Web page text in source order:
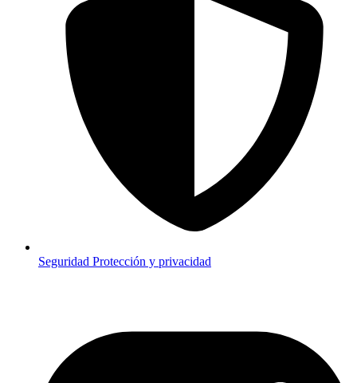
Seguridad Protección y privacidad